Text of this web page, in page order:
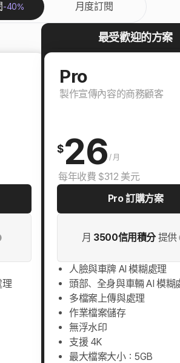
-40% 月度訂閱
理
最受歡迎的方案
Pro
製作宣傳內容的商務顧客
$26 / 月
每年收費 $312 美元
Pro 訂購方案
月 3500信用積分提供
人臉與車牌 AI 模糊處理
頭部、全身與車輛 AI 模糊
多檔案上傳與處理
作業檔案儲存
無浮水印
支援 4K
最大檔案大小：5GB